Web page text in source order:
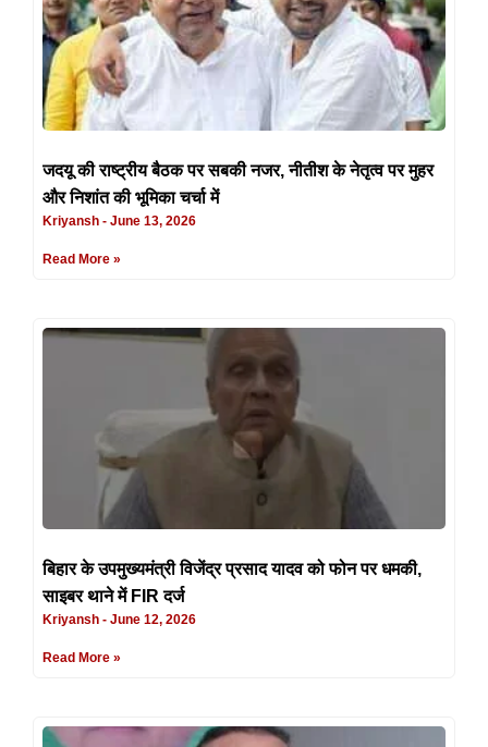
जदयू की राष्ट्रीय बैठक पर सबकी नजर, नीतीश के नेतृत्व पर मुहर
और निशांत की भूमिका चर्चा में
Kriyansh June 13, 2026
Read More »
बिहार के उपमुख्यमंत्री विजेंद्र प्रसाद यादव को फोन पर धमकी,
साइबर थाने में FIR दर्ज
Kriyansh June 12, 2026
Read More »